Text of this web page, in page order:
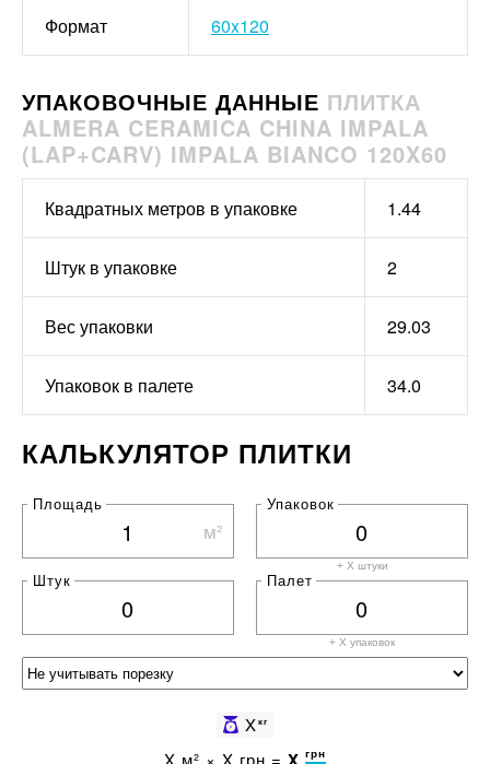
Формат 60x120
УПАКОВОЧНЫЕ ДАННЫЕ ПЛИТКА
ALMERA CERAMICA CHINA IMPALA
(LAP+CARV) IMPALA BIANCO 120X60
Квадратных метров в упаковке 1.44
Штук в упаковке 2
Вес упаковки 29.03
Упаковок в палете 34.0
КАЛЬКУЛЯТОР ПЛИТКИ
Площадь
м²
Упаковок
+ X штуки
Штук Палет
+ X упаковок
Xкг
X м² × X грн = грн